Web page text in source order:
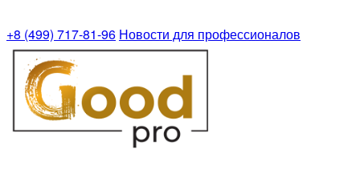
+8 (499) 717-81-96 Новости для профессионалов